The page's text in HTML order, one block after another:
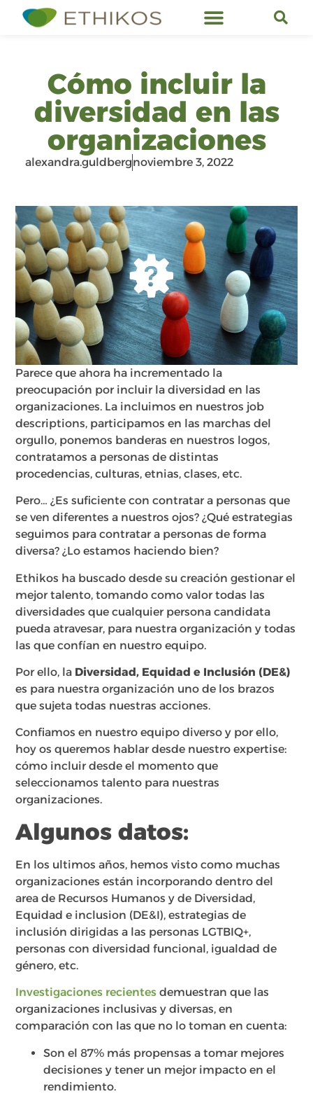
Cómo incluir la
diversidad en las
organizaciones
alexandra.guldbergnoviembre 3, 2022
Parece que ahora ha incrementado la
preocupación por incluir la diversidad en las
organizaciones. La incluimos en nuestros job
descriptions, participamos en las marchas del
orgullo, ponemos banderas en nuestros logos,
contratamos a personas de distintas
procedencias, culturas, etnias, clases, etc.
Pero… ¿Es suficiente con contratar a personas que
se ven diferentes a nuestros ojos? ¿Qué estrategias
seguimos para contratar a personas de forma
diversa? ¿Lo estamos haciendo bien?
Ethikos ha buscado desde su creación gestionar el
mejor talento, tomando como valor todas las
diversidades que cualquier persona candidata
pueda atravesar, para nuestra organización y todas
las que confían en nuestro equipo.
Por ello, la Diversidad, Equidad e Inclusión (DE&)
es para nuestra organización uno de los brazos
que sujeta todas nuestras acciones.
Confiamos en nuestro equipo diverso y por ello,
hoy os queremos hablar desde nuestro expertise:
cómo incluir desde el momento que
seleccionamos talento para nuestras
organizaciones.
Algunos datos:
En los ultimos años, hemos visto como muchas
organizaciones están incorporando dentro del
area de Recursos Humanos y de Diversidad,
Equidad e inclusion (DE&I), estrategias de
inclusión dirigidas a las personas LGTBIQ+,
personas con diversidad funcional, igualdad de
género, etc.
Investigaciones recientes demuestran que las
organizaciones inclusivas y diversas, en
comparación con las que no lo toman en cuenta:
Son el 87% más propensas a tomar mejores
decisiones y tener un mejor impacto en el
rendimiento.